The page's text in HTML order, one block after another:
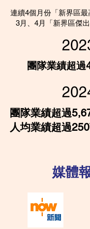
連續4個月份「新界區最
3月、4月「新界區傑
團隊業績超過
團隊業績超過
人均業績超過
媒體